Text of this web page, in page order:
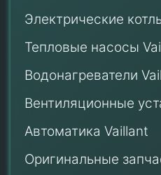
Электрические
Тепловые насосы
Водонагреватели
Вентиляционные
Автоматика Vaillant
Оригинальные